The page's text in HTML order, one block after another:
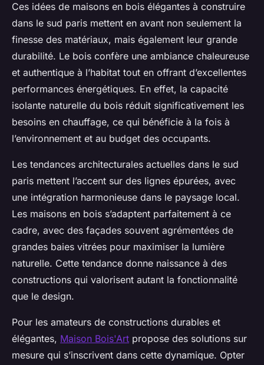
Ces idées de maisons en bois élégantes à construire
dans le sud paris mettent en avant non seulement la
finesse des matériaux, mais également leur grande
durabilité. Le bois confère une ambiance chaleureuse
et authentique à l’habitat tout en offrant d’excellentes
performances énergétiques. En effet, la capacité
isolante naturelle du bois réduit significativement les
besoins en chauffage, ce qui bénéficie à la fois à
l’environnement et au budget des occupants.
Les tendances architecturales actuelles dans le sud
paris mettent l’accent sur des lignes épurées, avec
une intégration harmonieuse dans le paysage local.
Les maisons en bois s’adaptent parfaitement à ce
cadre, avec des façades souvent agrémentées de
grandes baies vitrées pour maximiser la lumière
naturelle. Cette tendance donne naissance à des
constructions qui valorisent autant la fonctionnalité
que le design.
Pour les amateurs de constructions durables et
élégantes, Maison Bois'Art propose des solutions sur
mesure qui s’inscrivent dans cette dynamique. Opter